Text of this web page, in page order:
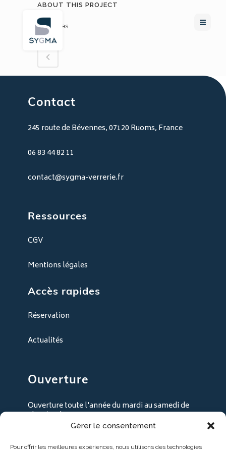
Gérer le consentement
Pour offrir les meilleures expériences, nous utilisons des technologies
ABOUT THIS PROJECT
0 Likes
Contact
245 route de Bévennes, 07120 Ruoms, France
06 83 44 82 11
contact@sygma-verrerie.fr
Ressources
CGV
Mentions légales
Accès rapides
Réservation
Actualités
Ouverture
Ouverture toute l'année du mardi au samedi de
9h30 à 18h30